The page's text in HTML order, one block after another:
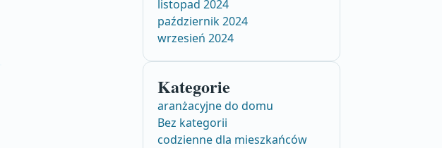
listopad 2024
październik 2024
wrzesień 2024
Kategorie
aranżacyjne do domu
Bez kategorii
codzienne dla mieszkańców